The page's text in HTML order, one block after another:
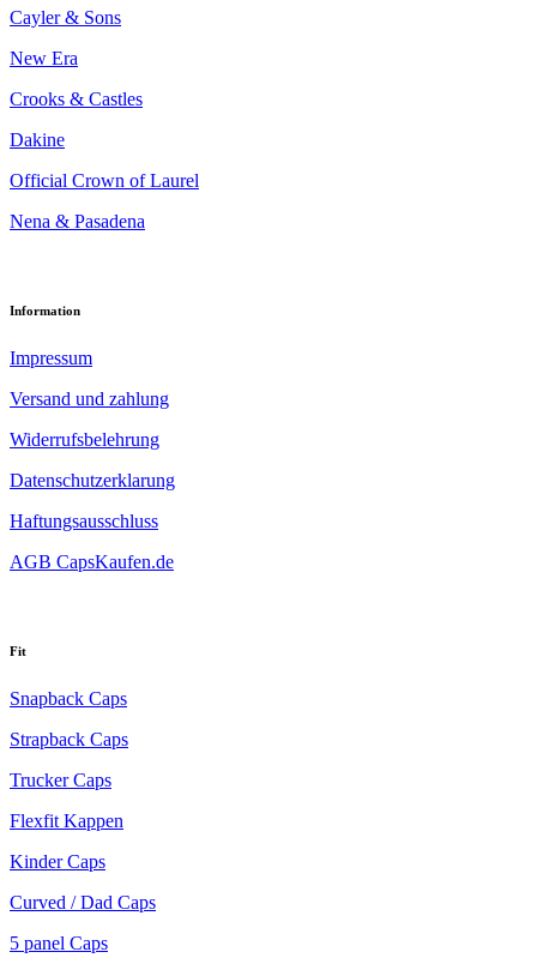
Cayler & Sons
New Era
Crooks & Castles
Dakine
Official Crown of Laurel
Nena & Pasadena
Information
Impressum
Versand und zahlung
Widerrufsbelehrung
Datenschutzerklarung
Haftungsausschluss
AGB CapsKaufen.de
Fit
Snapback Caps
Strapback Caps
Trucker Caps
Flexfit Kappen
Kinder Caps
Curved / Dad Caps
5 panel Caps